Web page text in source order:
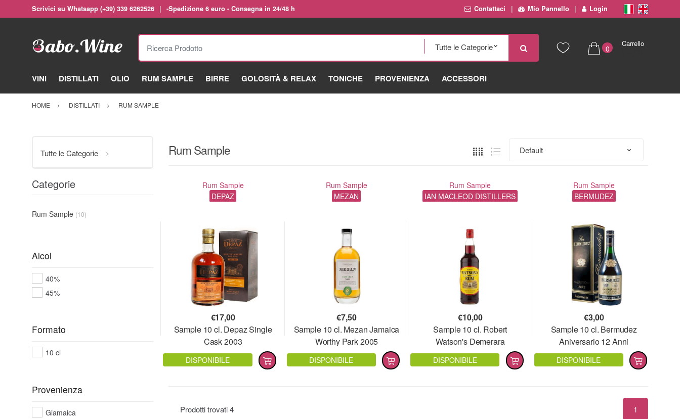
Scrivici su Whatsapp (+39) 339 6262526 -Spedizione 6 euro - Consegna in 24/48 h Contattaci Mio Pannello Login
Ricerca Prodotto
0
Carrello
VINI DISTILLATI OLIO RUM SAMPLE BIRRE GOLOSITÀ & RELAX TONICHE PROVENIENZA ACCESSORI
HOME DISTILLATI RUM SAMPLE
Rum Sample
Rum Sample
DEPAZ
€17,00
Sample 10 cl. Depaz Single
Cask 2003
DISPONIBILE
Rum Sample
MEZAN
€7,50
Sample 10 cl. Mezan Jamaica
Worthy Park 2005
DISPONIBILE
Rum Sample
IAN MACLEOD DISTILLERS
€10,00
Sample 10 cl. Robert
Watson's Demerara
DISPONIBILE
Rum Sample
BERMUDEZ
€3,00
Sample 10 cl. Bermudez
Aniversario 12 Anni
DISPONIBILE
Prodotti trovati4 1
Tutte le Categorie
Categorie
Rum Sample (10)
Alcol
40%
45%
Formato
10 cl
Provenienza
Giamaica